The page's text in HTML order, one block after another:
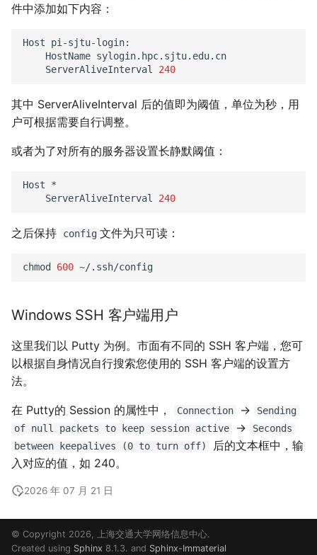
件中添加如下内容：
Host
HostName
ServerAliveInterval
240
其中 ServerAliveInterval 后的值即为阈值，单位为秒，用
户可根据需要自行调整。
或者为了对所有的服务器设置长静默阈值：
Host
ServerAliveInterval
240
之后保持 config 文件为只可读：
chmod 600
Windows SSH 客户端用户
这里我们以 Putty 为例。市面有不同的 SSH 客户端，您可
以根据自身情况自行搜索您使用的 SSH 客户端的设置方
法。
在 Putty的 Session 的属性中， Connection ->
Sending
of null packets to keep session active ->
Seconds
between
keepalives (0 to turn off)
后的文本框中，输
入对应的值，如 240。
2026 年 07 月 21 日
© Copyright 2026, 上海交通大学网络信息中心.
Created using Sphinx 8.1.3. and Sphinx-Immaterial